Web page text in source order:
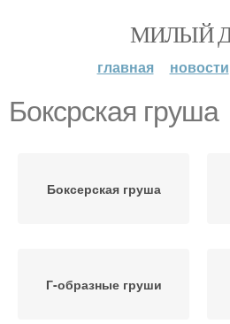
МИЛЫЙ
главная новости
Боксрская груша
Боксерская груша
Г-образные груши